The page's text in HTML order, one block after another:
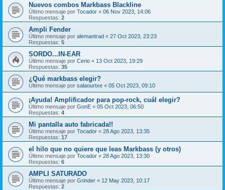
Nuevos combos Markbass Blackline
Último mensaje por Tocador « 06 Nov 2023, 14:06
Respuestas: 2
Ampli Fender
Último mensaje por alemantrad « 27 Oct 2023, 23:23
Respuestas: 5
SORDO...IN-EAR
Último mensaje por Cerio « 13 Oct 2023, 19:29
Respuestas: 35
¿Qué markbass elegir?
Último mensaje por salaourtxe « 05 Oct 2023, 09:10
¡Ayuda! Amplificador para pop-rock, cuál elegir?
Último mensaje por GonE « 05 Oct 2023, 06:50
Respuestas: 4
Mi pantalla auto fabricada!!
Último mensaje por Tocador « 28 Ago 2023, 13:35
Respuestas: 17
el hilo que no quiere que leas Markbass (y otros)
Último mensaje por Tocador « 28 Ago 2023, 13:30
Respuestas: 6
AMPLI SATURADO
Último mensaje por Grinder « 12 May 2023, 10:17
Respuestas: 2